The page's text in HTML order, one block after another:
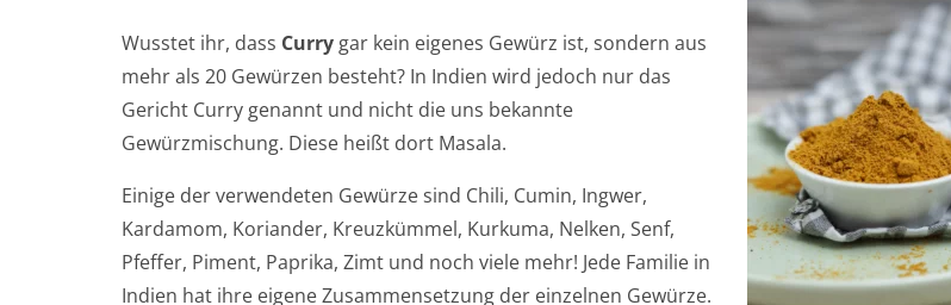
Wusstet ihr, dass Curry gar kein eigenes Gewürz ist, sondern aus
mehr als 20 Gewürzen besteht? In Indien wird jedoch nur das
Gericht Curry genannt und nicht die uns bekannte
Gewürzmischung. Diese heißt dort Masala.
Einige der verwendeten Gewürze sind Chili, Cumin, Ingwer,
Kardamom, Koriander, Kreuzkümmel, Kurkuma, Nelken, Senf,
Pfeffer, Piment, Paprika, Zimt und noch viele mehr! Jede Familie in
Indien hat ihre eigene Zusammensetzung der einzelnen Gewürze.